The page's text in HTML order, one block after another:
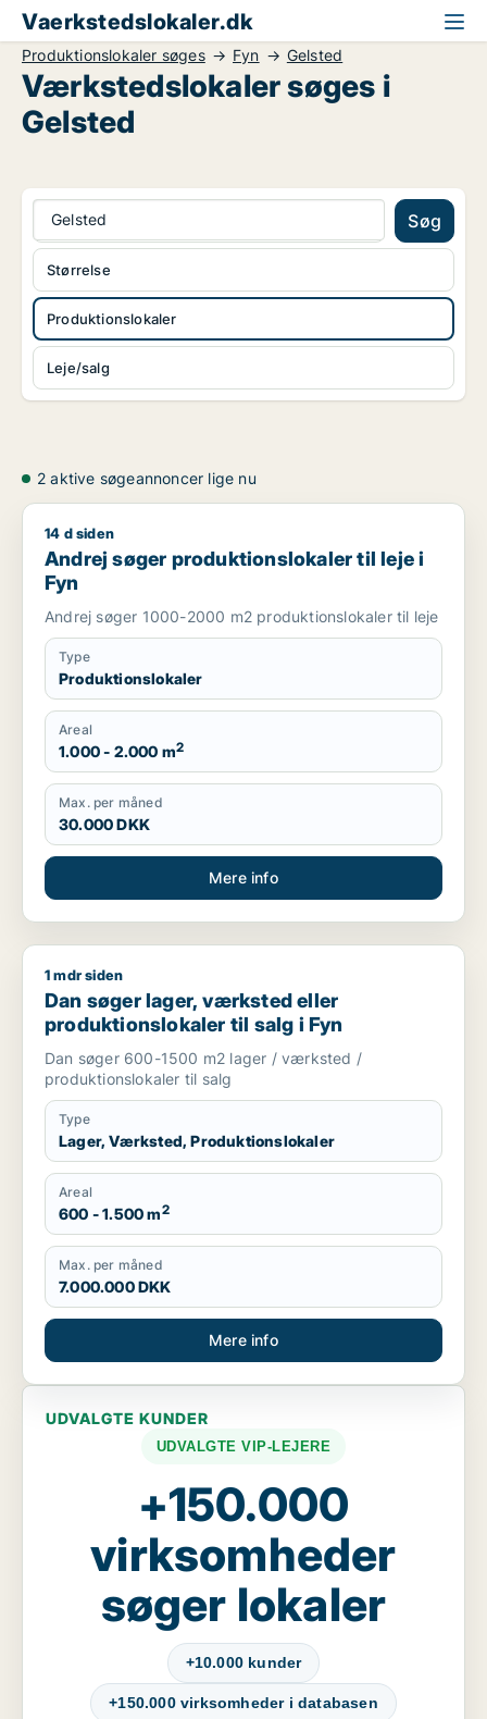
Vaerkstedslokaler.dk
Produktionslokaler søges Fyn Gelsted
Værkstedslokaler søges i
Gelsted
Gelsted Søg
Produktionslokaler
Leje/salg
Størrelse
2 aktive søgeannoncer lige nu
Andrej søger produktionslokaler til leje i Fyn
14 d siden
Andrej søger produktionslokaler til leje i
Fyn
Andrej søger 1000-2000 m2 produktionslokaler til leje
Type
Produktionslokaler
Areal
1.000 - 2.000 m2
Max. per måned
30.000 DKK
Mere info
Dan søger lager, værksted eller produktionslokaler til salg i
1 mdr siden
Dan søger lager, værksted eller
produktionslokaler til salg i Fyn
Dan søger 600-1500 m2 lager / værksted /
produktionslokaler til salg
Type
Lager, Værksted, Produktionslokaler
Areal
600 - 1.500 m2
Max. per måned
7.000.000 DKK
Mere info
UDVALGTE KUNDER
UDVALGTE VIP-LEJERE
+150.000
virksomheder
søger lokaler
+10.000 kunder
+150.000 virksomheder i databasen